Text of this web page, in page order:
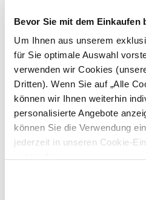
Bevor Sie mit dem Einkaufen
Um Ihnen aus unserem
für Sie optimale Auswahl
verwenden wir Cookies
Dritten). Wenn Sie auf „Alle
können wir Ihnen weiterhin
personalisierte Angebote
können Sie die Verwendung
jederzeit in unseren Cookie-
Weißes Trachtenhemd - LENZ